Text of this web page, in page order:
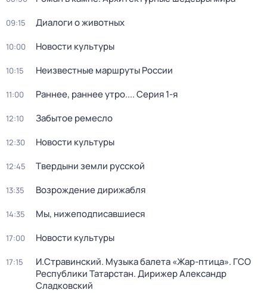
09:15 Диалоги о животных
10:00 Новости культуры
10:15 Неизвестные маршруты России
11:00 Раннее, раннее утро.... Серия 1-я
12:10 Забытое ремесло
12:30 Новости культуры
12:45 Твердыни земли русской
13:35 Возрождение дирижабля
14:35 Мы, нижеподписавшиеся
17:00 Новости культуры
17:15
И.Стравинский. Музыка балета «Жар-птица». ГСО
Республики Татарстан. Дирижер Александр
Сладковский